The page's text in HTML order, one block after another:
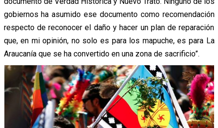
gobiernos ha asumido ese documento como recomendación
respecto de reconocer el daño y hacer un plan de reparación
que, en mi opinión, no solo es para los mapuche, es para La
Araucanía que se ha convertido en una zona de sacrificio”.